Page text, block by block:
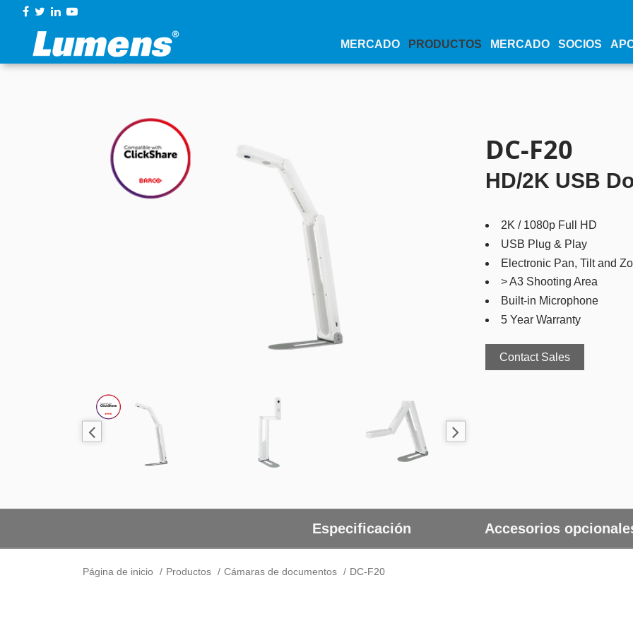
MERCADO PRODUCTOS MERCADO SOCIOS
DC-F20
HD/2K USB
2K / 1080p Full HD
USB Plug & Play
Electronic Pan, Tilt and
> A3 Shooting Area
Built-in Microphone
5 Year Warranty
Contact Sales
Especificación Accesorios
Página de inicio Productos Cámaras de documentos DC-F20